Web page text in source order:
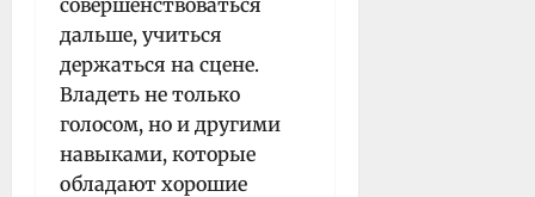
дальше, учиться
держаться на сцене.
Владеть не только
голосом, но и другими
навыками, которые
обладают хорошие